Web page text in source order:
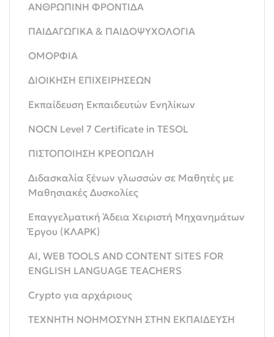
ΑΝΘΡΩΠΙΝΗ ΦΡΟΝΤΙΔΑ
ΠΑΙΔΑΓΩΓΙΚΑ & ΠΑΙΔΟΨΥΧΟΛΟΓΙΑ
ΟΜΟΡΦΙΑ
ΔΙΟΙΚΗΣΗ ΕΠΙΧΕΙΡΗΣΕΩΝ
Εκπαίδευση Εκπαιδευτών Ενηλίκων
NOCN Level 7 Certificate in TESOL
ΠΙΣΤΟΠΟΙΗΣΗ ΚΡΕΟΠΩΛΗ
Διδασκαλία ξένων γλωσσών σε Μαθητές με
Μαθησιακές Δυσκολίες
Eπαγγελματική Άδεια Χειριστή Μηχανημάτων
Έργου (ΚΛΑΡΚ)
AI, WEB TOOLS AND CONTENT SITES FOR
ENGLISH LANGUAGE TEACHERS
Crypto για αρχάριους
ΤΕΧΝΗΤΗ ΝΟΗΜΟΣΥΝΗ ΣΤΗΝ ΕΚΠΑΙΔΕΥΣΗ